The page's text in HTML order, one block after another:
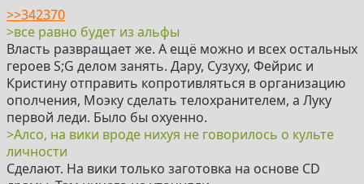
>>342370
>все равно будет из альфы
Власть развращает же. А ещё можно и всех остальных
героев S;G делом занять. Дару, Сузуху, Фейрис и
Кристину отправить копротивляться в организацию
ополчения, Моэку сделать телохранителем, а Луку
первой леди. Было бы охуенно.
>Алсо, на вики вроде нихуя не говорилось о культе
личности
Сделают. На вики только заготовка на основе CD